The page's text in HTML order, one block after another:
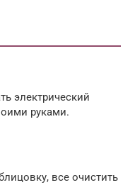
электрический
руками.
все очистить